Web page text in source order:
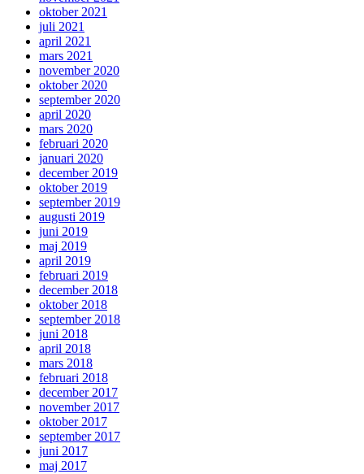
oktober 2021
juli 2021
april 2021
mars 2021
november 2020
oktober 2020
september 2020
april 2020
mars 2020
februari 2020
januari 2020
december 2019
oktober 2019
september 2019
augusti 2019
juni 2019
maj 2019
april 2019
februari 2019
december 2018
oktober 2018
september 2018
juni 2018
april 2018
mars 2018
februari 2018
december 2017
november 2017
oktober 2017
september 2017
juni 2017
maj 2017